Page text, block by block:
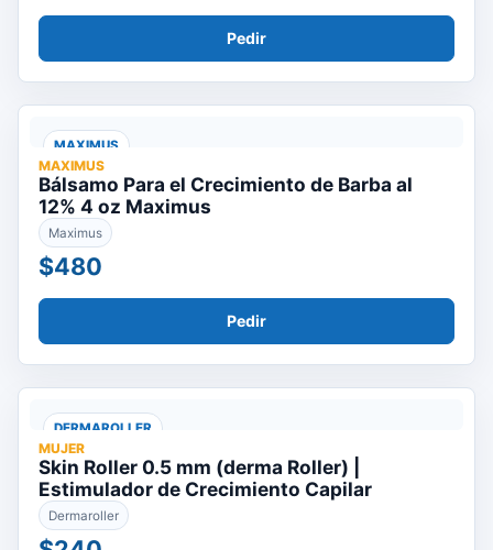
Pedir
MAXIMUS
MAXIMUS
Bálsamo Para el Crecimiento de Barba al
12% 4 oz Maximus
Maximus
$480
Pedir
DERMAROLLER
MUJER
Skin Roller 0.5 mm (derma Roller) |
Estimulador de Crecimiento Capilar
Dermaroller